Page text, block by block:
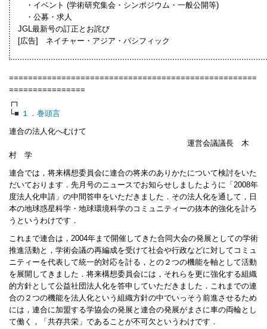
・イベント (学術研究集会・シンポジウム・一般公開等)
・公募・求人
JGL最新号の訂正とお詫び
[広告] ネイチャー・アジア・パシフィック
====================================================
================
┌┐
└■ １．巻頭言
連合の法人化へむけて
運営会議議長 木
村 学
連合では，将来構想委員会に連合の将来のありかたについて検討をいた
だいております．先月号のニュースでお知らせしましたように「2008年
度法人化申請」の中間答申をいただきました．その法人化を通して，日
本の地球惑星科学・地球環境科学のコミュニティーの抜本的強化を計ろ
うというわけです．
これまで連合は，2004年まで開催してきた合同大会の発展としての学術
推進活動と，学術会議の再編成を受けて社会や行政などに対してコミュ
ニティーを代表して統一的対応を計る，との２つの機能を軸として活動
を展開してきました．将来構想委員会には，それらを更に強化する組織
的方針として公益社団法人化を答申していただきました．これまでの連
合の２つの機能を法人化という組織方針の中でいっそう前進させるため
には，連合に加盟する学協会の発展と連合の発展がまさに車の両輪とし
て働く，「共存共栄」であることが不可欠というわけです．